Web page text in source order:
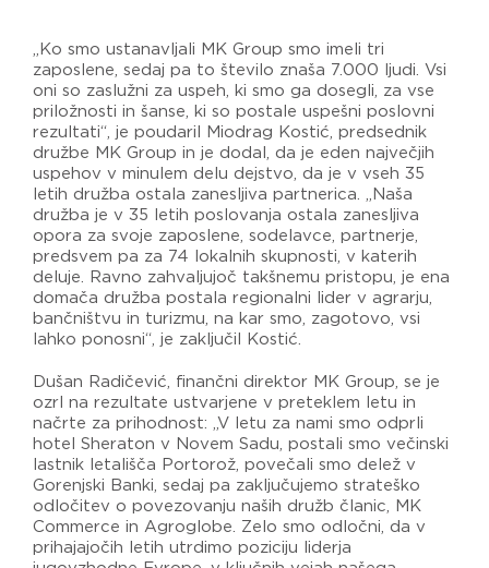
„Ko smo ustanavljali MK Group smo imeli tri
zaposlene, sedaj pa to število znaša 7.000 ljudi. Vsi
oni so zaslužni za uspeh, ki smo ga dosegli, za vse
priložnosti in šanse, ki so postale uspešni poslovni
rezultati“, je poudaril Miodrag Kostić, predsednik
družbe MK Group in je dodal, da je eden največjih
uspehov v minulem delu dejstvo, da je v vseh 35
letih družba ostala zanesljiva partnerica. „Naša
družba je v 35 letih poslovanja ostala zanesljiva
opora za svoje zaposlene, sodelavce, partnerje,
predsvem pa za 74 lokalnih skupnosti, v katerih
deluje. Ravno zahvaljujoč takšnemu pristopu, je ena
domača družba postala regionalni lider v agrarju,
bančništvu in turizmu, na kar smo, zagotovo, vsi
lahko ponosni“, je zaključil Kostić.
Dušan Radičević, finančni direktor MK Group, se je
ozrl na rezultate ustvarjene v preteklem letu in
načrte za prihodnost: „V letu za nami smo odprli
hotel Sheraton v Novem Sadu, postali smo večinski
lastnik letališča Portorož, povečali smo delež v
Gorenjski Banki, sedaj pa zaključujemo strateško
odločitev o povezovanju naših družb članic, MK
Commerce in Agroglobe. Zelo smo odločni, da v
prihajajočih letih utrdimo poziciju liderja